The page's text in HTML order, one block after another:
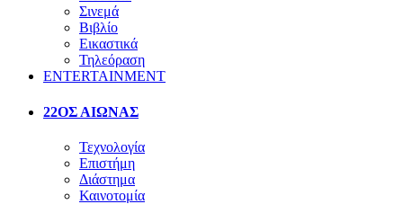
Σινεμά
Βιβλίο
Εικαστικά
Τηλεόραση
ENTERTAINMENT
22ΟΣ ΑΙΩΝΑΣ
Τεχνολογία
Επιστήμη
Διάστημα
Καινοτομία